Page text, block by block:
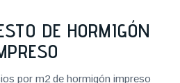
DE HORMIGÓN
por m2 de hormigón impreso